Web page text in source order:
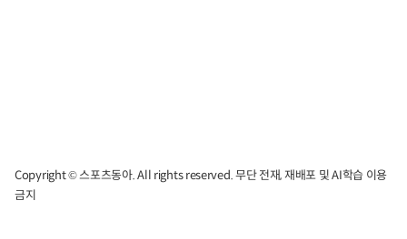
Copyright © 스포츠동아. All rights reserved. 무단 전재, 재배포 및 AI학습 이용
금지